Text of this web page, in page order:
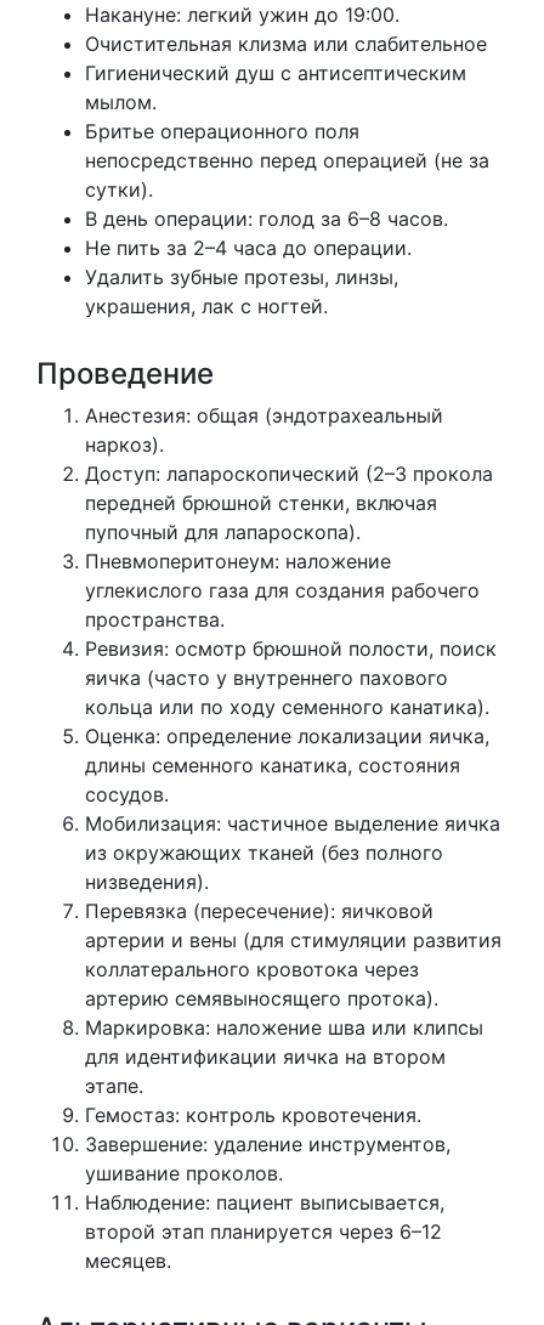
Накануне: легкий ужин до 19:00.
Очистительная клизма или слабительное
Гигиенический душ с антисептическим
мылом.
Бритье операционного поля
непосредственно перед операцией (не за
сутки).
В день операции: голод за 6–8 часов.
Не пить за 2–4 часа до операции.
Удалить зубные протезы, линзы,
украшения, лак с ногтей.
Проведение
Анестезия: общая (эндотрахеальный
наркоз).
Доступ: лапароскопический (2–3 прокола
передней брюшной стенки, включая
пупочный для лапароскопа).
Пневмоперитонеум: наложение
углекислого газа для создания рабочего
пространства.
Ревизия: осмотр брюшной полости, поиск
яичка (часто у внутреннего пахового
кольца или по ходу семенного канатика).
Оценка: определение локализации яичка,
длины семенного канатика, состояния
сосудов.
Мобилизация: частичное выделение яичка
из окружающих тканей (без полного
низведения).
Перевязка (пересечение): яичковой
артерии и вены (для стимуляции развития
коллатерального кровотока через
артерию семявыносящего протока).
Маркировка: наложение шва или клипсы
для идентификации яичка на втором
этапе.
Гемостаз: контроль кровотечения.
Завершение: удаление инструментов,
ушивание проколов.
Наблюдение: пациент выписывается,
второй этап планируется через 6–12
месяцев.